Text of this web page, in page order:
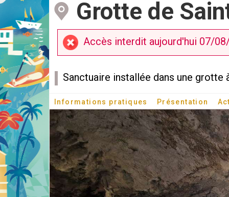
Grotte de
Accès interdit aujourd'hui 07/
Sanctuaire installée dans une grotte
Informations pratiques Présentation